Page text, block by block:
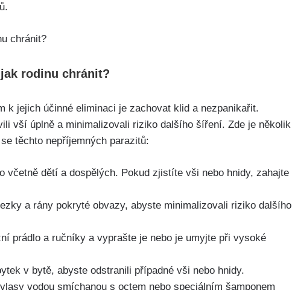
⁣rodinu chránit?
jejich účinné eliminaci je zachovat klid a nezpanikařit.
vší úplně a minimalizovali riziko dalšího šíření. Zde je několik
těchto nepříjemných parazitů:
včetně⁣ dětí a⁤ dospělých. Pokud​ zjistíte vši nebo hnidy, ⁤zahajte
a rány ⁢pokryté obvazy, abyste minimalizovali riziko ​dalšího
prádlo a ‍ručníky a vyprašte⁣ je nebo je umyjte při vysoké
v bytě, abyste odstranili případné vši nebo ‍hnidy.
vodou smíchanou s‍ octem nebo speciálním šamponem